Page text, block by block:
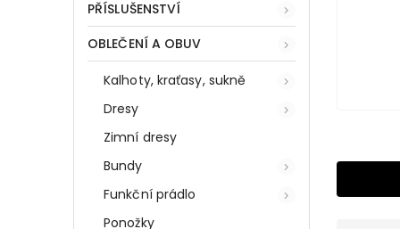
PŘÍSLUŠENSTVÍ
OBLEČENÍ A OBUV
Kalhoty, kraťasy, sukně
Dresy
Zimní dresy
Bundy
Funkční prádlo
Ponožky